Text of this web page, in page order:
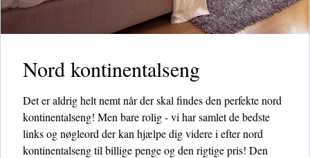
Nord kontinentalseng
Det er aldrig helt nemt når der skal findes den perfekte nord
kontinentalseng! Men bare rolig - vi har samlet de bedste
links og nøgleord der kan hjælpe dig videre i efter nord
kontinentalseng til billige penge og den rigtige pris! Den